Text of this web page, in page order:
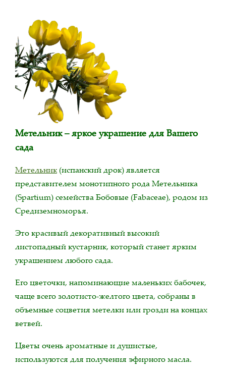
Метельник – яркое украшение для Вашего
сада
Метельник(испанский дрок) является
представителем монотипного рода Метельника
(Spartium) семейства Бобовые (Fabaceae), родом из
Средиземноморья.
Это красивый декоративный высокий
листопадный кустарник, который станет ярким
украшением любого сада.
Его цветочки, напоминающие маленьких бабочек,
чаще всего золотисто-желтого цвета, собраны в
объемные соцветия метелки или грозди на концах
ветвей.
Цветы очень ароматные и душистые,
используются для получения эфирного масла.